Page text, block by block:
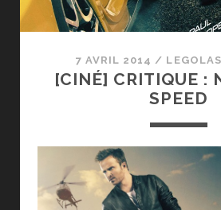
7 AVRIL 2014 / LEGOLAS
[CINÉ] CRITIQUE :
SPEED